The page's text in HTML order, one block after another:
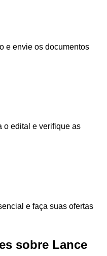
e envie os documentos
o edital e verifique as
e faça suas ofertas
sobre Lance